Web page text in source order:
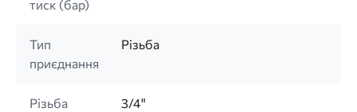
тиск (бар)
Тип
приєднання
Різьба
Різьба 3/4"